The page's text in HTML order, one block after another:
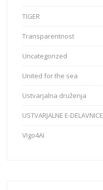
TIGER
Transparentnost
Uncategorized
United for the sea
Ustvarjalna druženja
USTVARJALNE E-DELAVNICE
VIgo4AI